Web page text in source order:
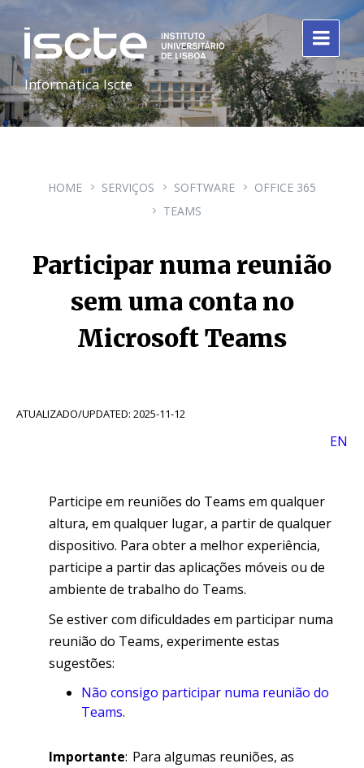
Informática Iscte
HOME SERVIÇOS SOFTWARE
OFFICE 365
TEAMS
Participar numa reunião
sem uma conta no
Microsoft Teams
ATUALIZADO/UPDATED: 2025-11-12
EN
Participe em reuniões do Teams em qualquer
altura, em qualquer lugar, a partir de qualquer
dispositivo. Para obter a melhor experiência,
participe a partir das aplicações móveis ou de
ambiente de trabalho do Teams.
Se estiver com dificuldades em participar numa
reunião do Teams, experimente estas
sugestões:
Não consigo participar numa reunião do
Teams.
Importante: Para algumas reuniões, as